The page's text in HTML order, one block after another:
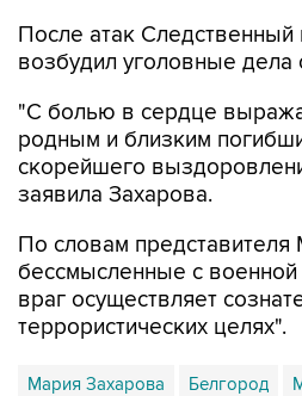
После атак Следственный
возбудил уголовные дела
"С болью в сердце
родным и близким
скорейшего
заявила Захарова.
По словам
бессмысленные с
враг осуществляет
террористических целях".
Мария Захарова Белгород